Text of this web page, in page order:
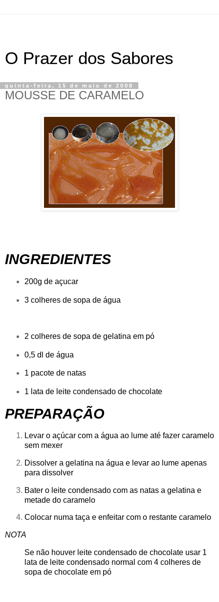
O Prazer dos Sabores
quinta-feira, 15 de maio de 2008
MOUSSE DE CARAMELO
INGREDIENTES
200g de açucar
3 colheres de sopa de água
2 colheres de sopa de gelatina em pó
0,5 dl de água
1 pacote de natas
1 lata de leite condensado de chocolate
PREPARAÇÃO
Levar o açúcar com a água ao lume até fazer caramelo
sem mexer
Dissolver a gelatina na água e levar ao lume apenas
para dissolver
Bater o leite condensado com as natas a gelatina e
metade do caramelo
Colocar numa taça e enfeitar com o restante caramelo
NOTA
Se não houver leite condensado de chocolate usar 1
lata de leite condensado normal com 4 colheres de
sopa de chocolate em pó